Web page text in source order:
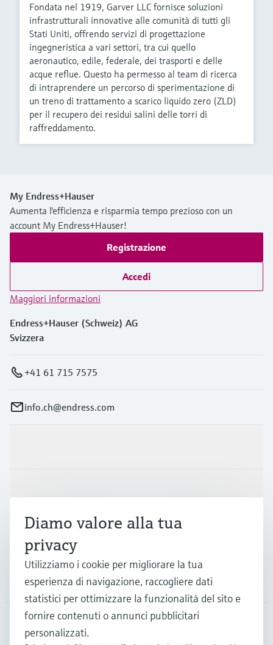
Fondata nel 1919, Garver LLC fornisce soluzioni
infrastrutturali innovative alle comunità di tutti gli
Stati Uniti, offrendo servizi di progettazione
ingegneristica a vari settori, tra cui quello
aeronautico, edile, federale, dei trasporti e delle
acque reflue. Questo ha permesso al team di ricerca
di intraprendere un percorso di sperimentazione di
un treno di trattamento a scarico liquido zero (ZLD)
per il recupero dei residui salini delle torri di
raffreddamento.
My Endress+Hauser
Aumenta l'efficienza e risparmia tempo prezioso con un
account My Endress+Hauser!
Registrazione
Accedi
Maggiori informazioni
Endress+Hauser (Schweiz) AG
Svizzera
+41 61 715 7575
info.ch@endress.com
La società
CHE•Italiano
Diamo valore alla tua
privacy
Utilizziamo i cookie per migliorare la tua
esperienza di navigazione, raccogliere dati
statistici per ottimizzare la funzionalità del sito e
fornire contenuti o annunci pubblicitari
personalizzati.